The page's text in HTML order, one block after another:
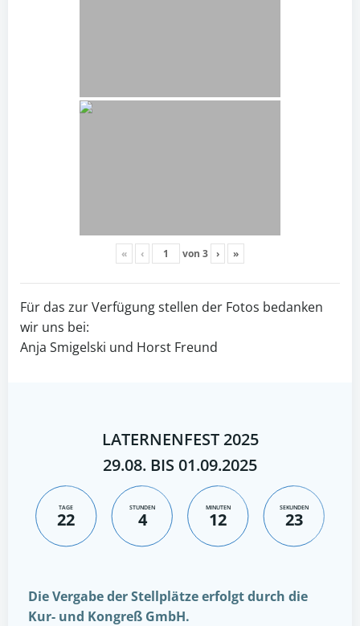
« ‹ von 3 › »
Für das zur Verfügung stellen der Fotos bedanken
wir uns bei:
Anja Smigelski und Horst Freund
LATERNENFEST 2025
29.08. BIS 01.09.2025
TAGE
22
STUNDEN
4
MINUTEN
12
SEKUNDEN
22
Die Vergabe der Stellplätze erfolgt durch die
Kur- und Kongreß GmbH.